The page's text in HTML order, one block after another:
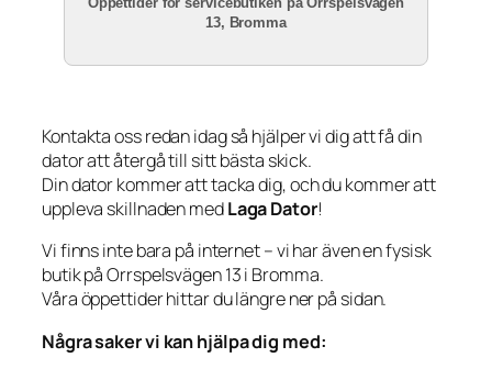
13, Bromma
Kontakta oss redan idag så hjälper vi dig att få din
dator att återgå till sitt bästa skick.
Din dator kommer att tacka dig, och du kommer att
uppleva skillnaden medLaga Dator!
Vi finns inte bara på internet – vi har även en fysisk
butik på Orrspelsvägen 13 i Bromma.
Våra öppettider hittar du längre ner på sidan.
Några saker vi kan hjälpa dig med: